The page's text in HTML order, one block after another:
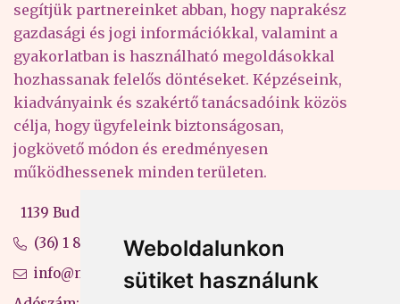
Weboldalunkon
sütiket használunk
segítjük partnereinket abban, hogy naprakész
gazdasági és jogi információkkal, valamint a
gyakorlatban is használható megoldásokkal
hozhassanak felelős döntéseket. Képzéseink,
kiadványaink és szakértő tanácsadóink közös
célja, hogy ügyfeleink biztonságosan,
jogkövető módon és eredményesen
működhessenek minden területen.
1139 Budapest, Váci út 99-105. 4. em.
(36) 1 880 76 00
info@mprx.hu